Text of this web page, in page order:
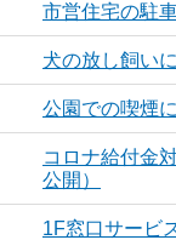
市営住宅の駐
犬の放し飼い
公園での喫煙
コロナ給付金
公開）
1F窓口サービ